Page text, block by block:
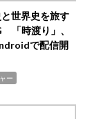
世界史を旅す
「時渡り」、
で配信開
ー